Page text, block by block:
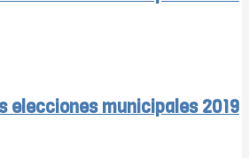
elecciones municipales 2019